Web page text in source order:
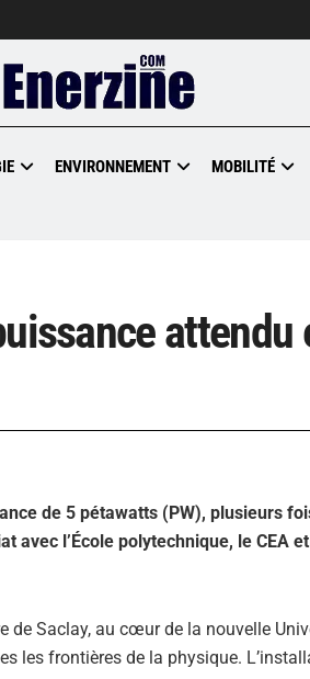
ENVIRONNEMENT MOBILITÉ
attendu
de 5 pétawatts (PW), plusieurs
l’École polytechnique, le CEA
de Saclay, au cœur de la nouvelle
les frontières de la physique.